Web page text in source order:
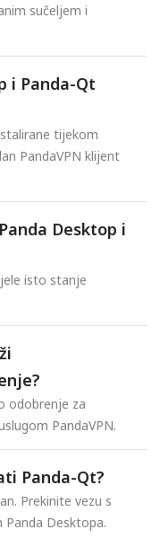
sučeljem i
i Panda-Qt
tijekom
PandaVPN klijent
Desktop i
isto stanje
odobrenje za
PandaVPN.
Panda-Qt?
Prekinite vezu s
Panda Desktopa.